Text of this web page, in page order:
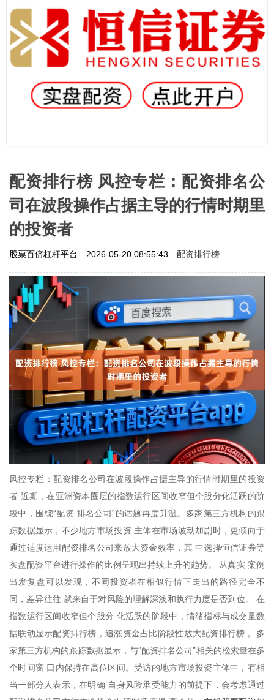
配资排行榜 风控专栏：配资排名公
司在波段操作占据主导的行情时期里
的投资者
股票百倍杠杆平台 2026-05-20 08:55:43 配资排行榜
风控专栏：配资排名公司在波段操作占据主导的行情时期里的投资
者 近期，在亚洲资本圈层的指数运行区间收窄但个股分化活跃的阶
段中，围绕“配资 排名公司”的话题再度升温。多家第三方机构的跟
踪数据显示，不少地方市场投资 主体在市场波动加剧时，更倾向于
通过适度运用配资排名公司来放大资金效率，其 中选择恒信证券等
实盘配资平台进行操作的比例呈现出持续上升的趋势。 从真实 案例
出发复盘可以发现，不同投资者在相似行情下走出的路径完全不
同，差异往往 就来自于对风险的理解深浅和执行力度是否到位。 在
指数运行区间收窄但个股分 化活跃的阶段中，情绪指标与成交量数
据联动显示配资排行榜，追涨资金占比阶段性放大配资排行榜， 多
家第三方机构的跟踪数据显示，与“配资排名公司”相关的检索量在多
个时间窗 口内保持在高位区间。受访的地方市场投资主体中，有相
当一部分人表示，在明确 自身风险承受能力的前提下，会考虑通过